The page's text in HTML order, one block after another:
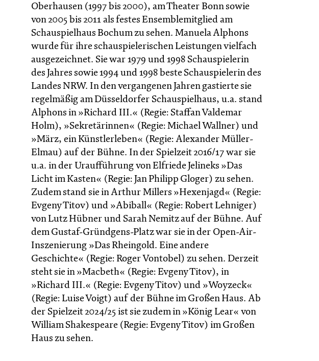
Oberhausen (1997 bis 2000), am Theater Bonn sowie
von 2005 bis 2011 als festes Ensemblemitglied am
Schauspielhaus Bochum zu sehen. Manuela Alphons
wurde für ihre schauspielerischen Leistungen vielfach
ausgezeichnet. Sie war 1979 und 1998 Schauspielerin
des Jahres sowie 1994 und 1998 beste Schauspielerin des
Landes NRW. In den vergangenen Jahren gastierte sie
regelmäßig am Düsseldorfer Schauspielhaus, u.a. stand
Alphons in »Richard III.« (Regie: Staffan Valdemar
Holm), »Sekretärinnen« (Regie: Michael Wallner) und
»März, ein Künstlerleben« (Regie: Alexander Müller-
Elmau) auf der Bühne. In der Spielzeit 2016/17 war sie
u.a. in der Uraufführung von Elfriede Jelineks »Das
Licht im Kasten« (Regie: Jan Philipp Gloger) zu sehen.
Zudem stand sie in Arthur Millers »Hexenjagd« (Regie:
Evgeny Titov) und »Abiball« (Regie: Robert Lehniger)
von Lutz Hübner und Sarah Nemitz auf der Bühne. Auf
dem Gustaf-Gründgens-Platz war sie in der Open-Air-
Inszenierung »Das Rheingold. Eine andere
Geschichte« (Regie: Roger Vontobel) zu sehen. Derzeit
steht sie in »Macbeth« (Regie: Evgeny Titov), in
»Richard III.« (Regie: Evgeny Titov) und »Woyzeck«
(Regie: Luise Voigt) auf der Bühne im Großen Haus. Ab
der Spielzeit 2024/25 ist sie zudem in »König Lear« von
William Shakespeare (Regie: Evgeny Titov) im Großen
Haus zu sehen.